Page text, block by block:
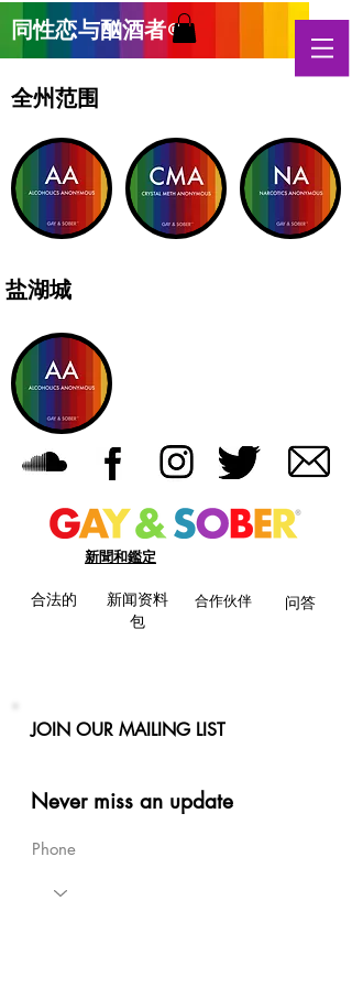
同性恋与酗酒者®
全州范围
盐湖城
新聞和鑑定
合法的
新闻资料
包
合作伙伴 问答
JOIN OUR MAILING LIST
Never miss an update
Phone